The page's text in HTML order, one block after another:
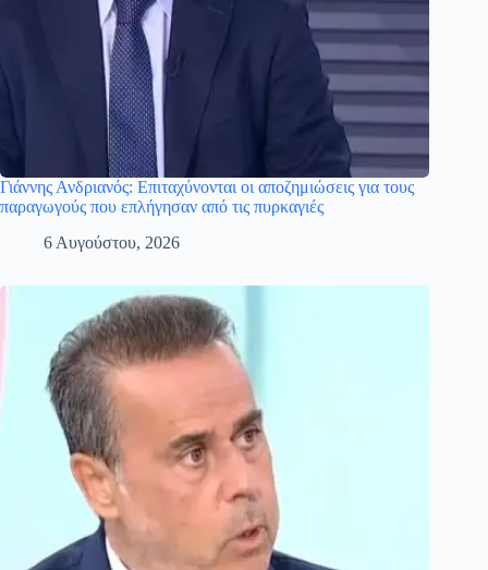
Γιάννης Ανδριανός: Επιταχύνονται οι αποζημιώσεις για τους
παραγωγούς που επλήγησαν από τις πυρκαγιές
6 Αυγούστου, 2026